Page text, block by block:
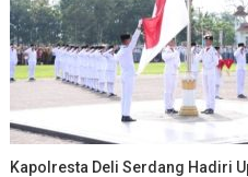
Kapolresta Deli Serdang Hadiri